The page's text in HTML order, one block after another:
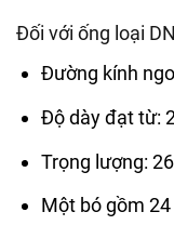
Đối với ống loại
Đường kính
Độ dày đạt từ:
Trọng lượng:
Một bó gồm